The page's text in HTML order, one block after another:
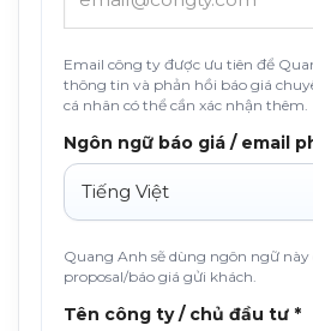
Email công ty được ưu tiên để
thông tin và phản hồi báo giá
cá nhân có thể cần xác nhận thêm.
Ngôn ngữ báo giá / email
Quang Anh sẽ dùng ngôn ngữ
proposal/báo giá gửi khách.
Tên công ty / chủ đầu tư *